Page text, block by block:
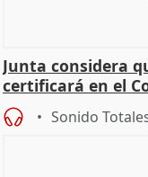
Junta considera
certificará en el
de
Sonido